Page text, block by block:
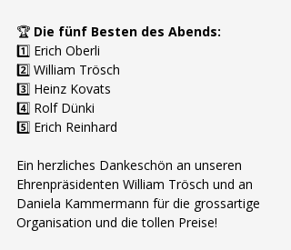
🏆 Die fünf Besten des Abends:
1️⃣ Erich Oberli
2️⃣ William Trösch
3️⃣ Heinz Kovats
4️⃣ Rolf Dünki
5️⃣ Erich Reinhard
Ein herzliches Dankeschön an unseren
Ehrenpräsidenten William Trösch und an
Daniela Kammermann für die grossartige
Organisation und die tollen Preise!